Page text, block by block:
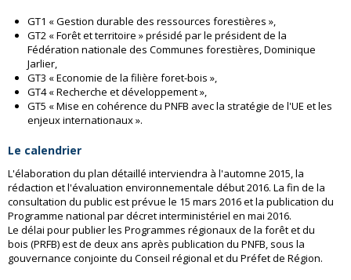
GT1 « Gestion durable des ressources forestières »,
GT2 « Forêt et territoire » présidé par le président de la
Fédération nationale des Communes forestières, Dominique
Jarlier,
GT3 « Economie de la filière foret-bois »,
GT4 « Recherche et développement »,
GT5 « Mise en cohérence du PNFB avec la stratégie de l'UE et les
enjeux internationaux ».
Le calendrier
L'élaboration du plan détaillé interviendra à l'automne 2015, la
rédaction et l'évaluation environnementale début 2016. La fin de la
consultation du public est prévue le 15 mars 2016 et la publication du
Programme national par décret interministériel en mai 2016.
Le délai pour publier les Programmes régionaux de la forêt et du
bois (PRFB) est de deux ans après publication du PNFB, sous la
gouvernance conjointe du Conseil régional et du Préfet de Région.